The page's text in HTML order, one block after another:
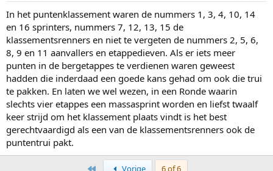
In het puntenklassement waren de nummers 1, 3, 4, 10, 14
en 16 sprinters, nummers 7, 12, 13, 15 de
klassementsrenners en niet te vergeten de nummers 2, 5, 6,
8, 9 en 11 aanvallers en etappedieven. Als er iets meer
punten in de bergetappes te verdienen waren geweest
hadden die inderdaad een goede kans gehad om ook die trui
te pakken. En laten we wel wezen, in een Ronde waarin
slechts vier etappes een massasprint worden en liefst twaalf
keer strijd om het klassement plaats vindt is het best
gerechtvaardigd als een van de klassementsrenners ook de
puntentrui pakt.
Vorige 6 of 6